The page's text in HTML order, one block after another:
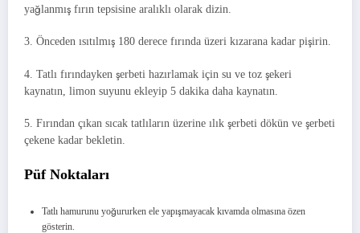
yağlanmış fırın tepsisine aralıklı olarak dizin.
3. Önceden ısıtılmış 180 derece fırında üzeri kızarana kadar pişirin.
4. Tatlı fırındayken şerbeti hazırlamak için su ve toz şekeri
kaynatın, limon suyunu ekleyip 5 dakika daha kaynatın.
5. Fırından çıkan sıcak tatlıların üzerine ılık şerbeti dökün ve şerbeti
çekene kadar bekletin.
Püf Noktaları
Tatlı hamurunu yoğururken ele yapışmayacak kıvamda olmasına özen
gösterin.